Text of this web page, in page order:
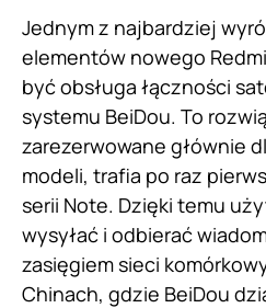
Jednym z najbardziej
elementów nowego Redmi
być obsługa łączności
systemu BeiDou. To
zarezerwowane głównie
modeli, trafia po raz
serii Note. Dzięki temu
wysyłać i odbierać
zasięgiem sieci
Chinach, gdzie BeiDou